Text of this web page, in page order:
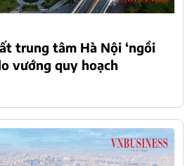
trung tâm Hà Nội ‘ngồi
vướng quy hoạch